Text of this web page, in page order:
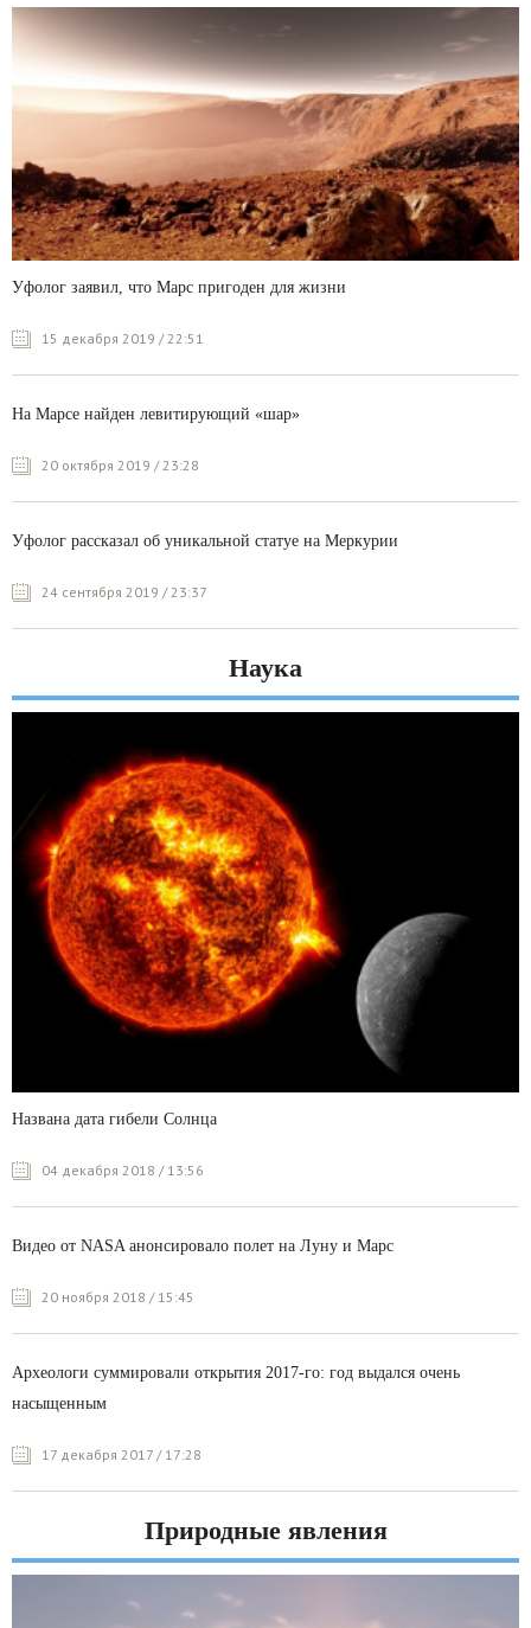
Уфолог заявил, что Марс пригоден для жизни
15 декабря 2019 / 22:51
На Марсе найден левитирующий «шар»
20 октября 2019 / 23:28
Уфолог рассказал об уникальной статуе на Меркурии
24 сентября 2019 / 23:37
Наука
Названа дата гибели Солнца
04 декабря 2018 / 13:56
Видео от NASA анонсировало полет на Луну и Марс
20 ноября 2018 / 15:45
Археологи суммировали открытия 2017-го: год выдался очень
насыщенным
17 декабря 2017 / 17:28
Природные явления